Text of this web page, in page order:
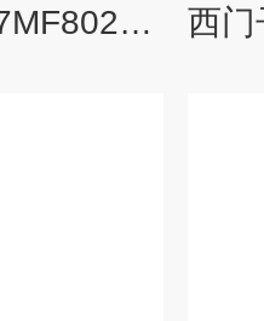
7MF8023西门子7MF8024-1BA14-1AB6-ZA02压力变送器